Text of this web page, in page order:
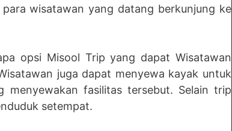
wisatawan yang datang berkunjung ke
opsi Misool Trip yang dapat Wisatawan
juga dapat menyewa kayak untuk
fasilitas tersebut. Selain trip
setempat.